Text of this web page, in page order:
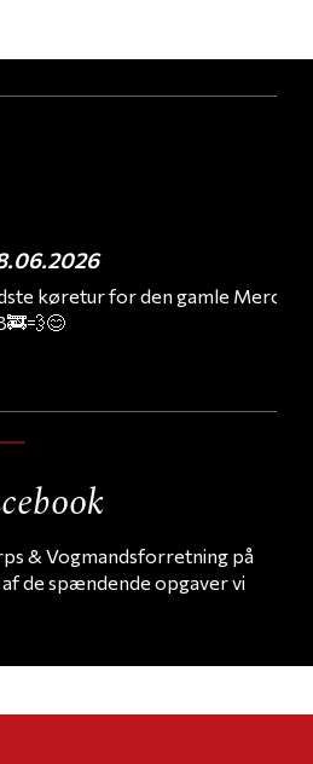
gamle Mercedes 2228
& Vogmandsforretning på
de spændende opgaver vi